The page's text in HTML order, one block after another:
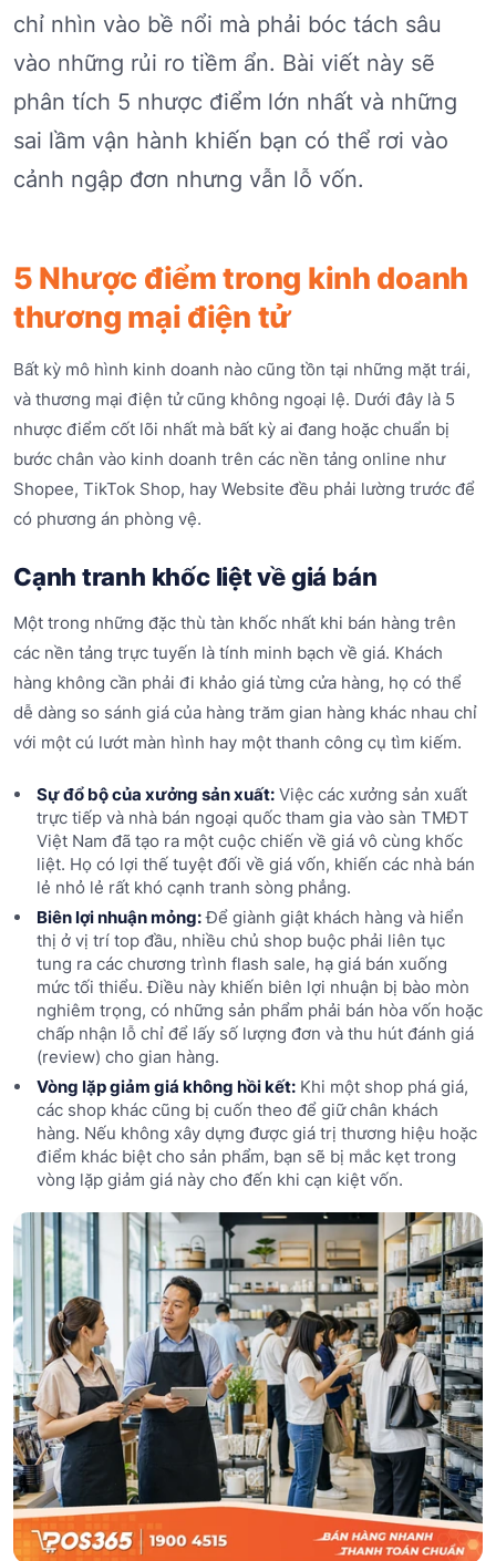
chỉ nhìn vào bề nổi mà phải bóc tách sâu
vào những rủi ro tiềm ẩn. Bài viết này sẽ
phân tích 5 nhược điểm lớn nhất và những
sai lầm vận hành khiến bạn có thể rơi vào
cảnh ngập đơn nhưng vẫn lỗ vốn.
5 Nhược điểm trong kinh doanh
thương mại điện tử
Bất kỳ mô hình kinh doanh nào cũng tồn tại những mặt trái,
và thương mại điện tử cũng không ngoại lệ. Dưới đây là 5
nhược điểm cốt lõi nhất mà bất kỳ ai đang hoặc chuẩn bị
bước chân vào kinh doanh trên các nền tảng online như
Shopee, TikTok Shop, hay Website đều phải lường trước để
có phương án phòng vệ.
Cạnh tranh khốc liệt về giá bán
Một trong những đặc thù tàn khốc nhất khi bán hàng trên
các nền tảng trực tuyến là tính minh bạch về giá. Khách
hàng không cần phải đi khảo giá từng cửa hàng, họ có thể
dễ dàng so sánh giá của hàng trăm gian hàng khác nhau chỉ
với một cú lướt màn hình hay một thanh công cụ tìm kiếm.
Sự đổ bộ của xưởng sản xuất:Việc các xưởng sản xuất
trực tiếp và nhà bán ngoại quốc tham gia vào sàn TMĐT
Việt Nam đã tạo ra một cuộc chiến về giá vô cùng khốc
liệt. Họ có lợi thế tuyệt đối về giá vốn, khiến các nhà bán
lẻ nhỏ lẻ rất khó cạnh tranh sòng phẳng.
Biên lợi nhuận mỏng:Để giành giật khách hàng và hiển
thị ở vị trí top đầu, nhiều chủ shop buộc phải liên tục
tung ra các chương trình flash sale, hạ giá bán xuống
mức tối thiểu. Điều này khiến biên lợi nhuận bị bào mòn
nghiêm trọng, có những sản phẩm phải bán hòa vốn hoặc
chấp nhận lỗ chỉ để lấy số lượng đơn và thu hút đánh giá
(review) cho gian hàng.
Vòng lặp giảm giá không hồi kết:Khi một shop phá giá,
các shop khác cũng bị cuốn theo để giữ chân khách
hàng. Nếu không xây dựng được giá trị thương hiệu hoặc
điểm khác biệt cho sản phẩm, bạn sẽ bị mắc kẹt trong
vòng lặp giảm giá này cho đến khi cạn kiệt vốn.